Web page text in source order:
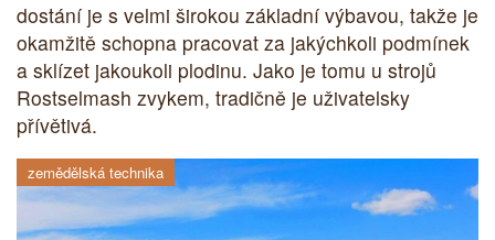
dostání je s velmi širokou základní výbavou, takže je
okamžitě schopna pracovat za jakýchkoli podmínek
a sklízet jakoukoli plodinu. Jako je tomu u strojů
Rostselmash zvykem, tradičně je uživatelsky
přívětivá.
zemědělská technika